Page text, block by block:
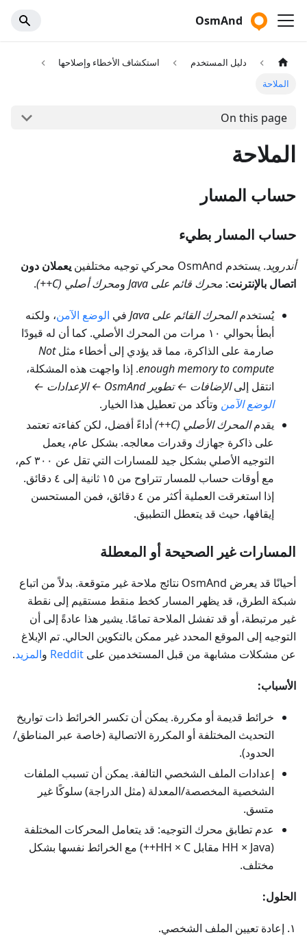
OsmAnd
دليل المستخدم
استكشاف الأخطاء وإصلاحها
الملاحة
On this page
الملاحة
حساب المسار
حساب المسار بطيء
أندرويد. يستخدم OsmAnd محركي توجيه مختلفين
يعملان دون
اتصال بالإنترنت: محرك قائم على Java ومحرك أصلي (C++) .
يُستخدمالمحرك القائم على Java في الوضع الآمن، ولكنه
أبطأ بحوالي ١٠ مرات من المحرك الأصلي. كما أن له قيودًا
صارمة على الذاكرة، مما قد يؤدي إلى أخطاء مثلNot
enough memory to compute. إذا واجهت هذه المشكلة،
انتقل إلىالإضافات ← تطوير OsmAnd ← الإعدادات ←
الوضع الآمن وتأكد من تعطيل هذا الخيار.
يقدمالمحرك الأصلي (C++)
أداءً أفضل، لكن كفاءته تعتمد
على ذاكرة جهازك وقدرات معالجه. بشكل عام، يعمل
التوجيه الأصلي بشكل جيد للمسارات التي تقل عن ٣٠٠ كم،
مع أوقات حساب للمسار تتراوح من ١٥ ثانية إلى ٤ دقائق.
إذا استغرقت العملية أكثر من ٤ دقائق، فمن المستحسن
إيقافها، حيث قد يتعطل التطبيق.
المسارات غير الصحيحة أو المعطلة
أحيانًا قد يعرض OsmAnd نتائج ملاحة غير متوقعة. بدلاً من اتباع
شبكة الطرق، قد يظهر المسار كخط منقط مستقيم إلى نقطة
غير مرتبطة، أو قد تفشل الملاحة تمامًا. يشير هذا عادةً إلى أن
التوجيه إلى الموقع المحدد غير ممكن بالتكوين الحالي. تم الإبلاغ
عن مشكلات مشابهة من قبل المستخدمين على Reddit والمزيد.
الأسباب:
خرائط قديمة أو مكررة. يمكن أن تكسر الخرائط ذات تواريخ
التحديث المختلفة أو المكررة الاتصالية (خاصة عبر المناطق/
الحدود).
إعدادات الملف الشخصي التالفة. يمكن أن تسبب الملفات
الشخصية المخصصة/المعدلة (مثل الدراجة) سلوكًا غير
متسق.
عدم تطابق محرك التوجيه: قد يتعامل المحركات المختلفة
(HH × Java مقابل HH × C++) مع الخرائط نفسها بشكل
مختلف.
الحلول:
١. إعادة تعيين الملف الشخصي.